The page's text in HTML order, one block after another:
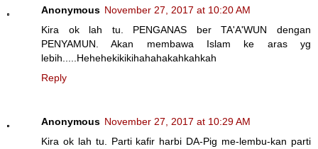
Anonymous November 27, 2017 at 10:20 AM
Kira ok lah tu. PENGANAS ber TA'A'WUN dengan
PENYAMUN. Akan membawa Islam ke aras yg
lebih.....Hehehekikikihahahakahkahkah
Reply
Anonymous November 27, 2017 at 10:29 AM
Kira ok lah tu. Parti kafir harbi DA-Pig me-lembu-kan parti